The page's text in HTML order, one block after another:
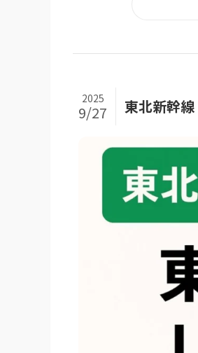
東北新幹
2025
9/27